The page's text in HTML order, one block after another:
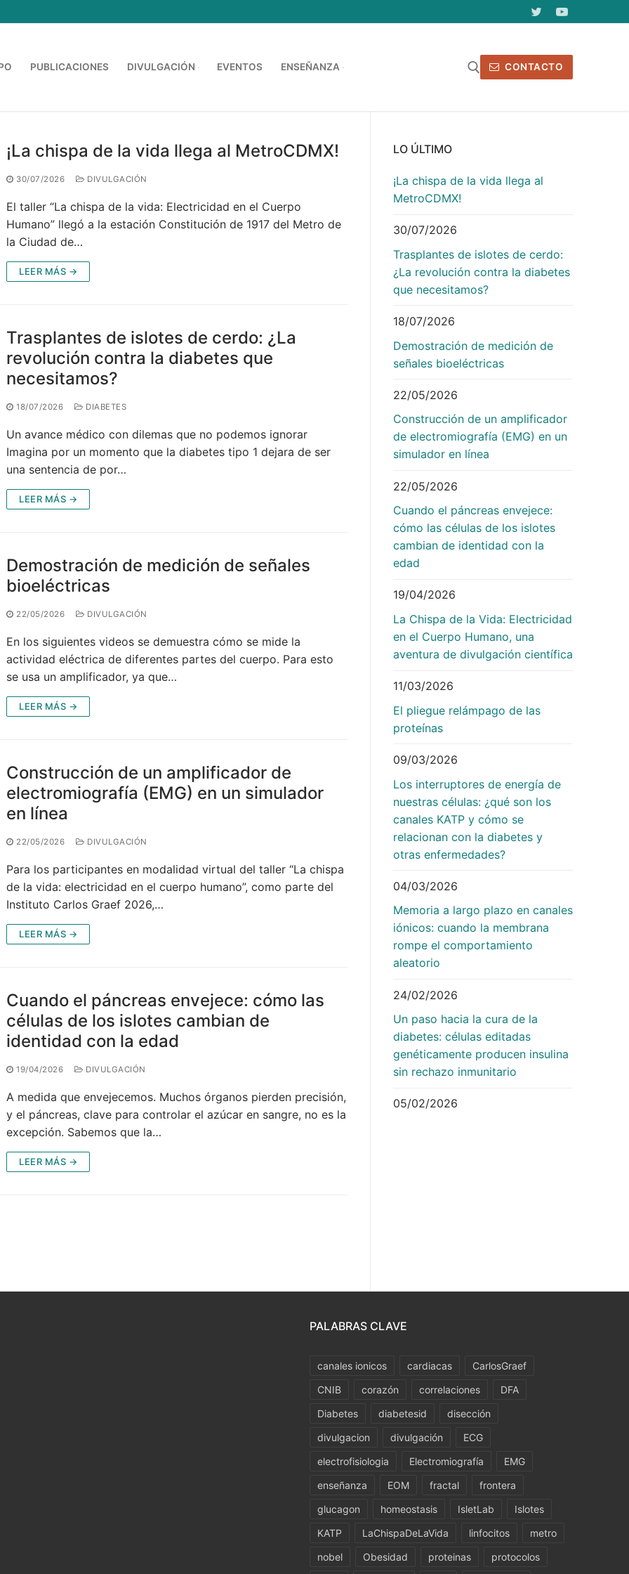
PUBLICACIONES DIVULGACIÓN EVENTOS ENSEÑANZA CONTACTO
¡La chispa de la vida llega al MetroCDMX!
30/07/2026 DIVULGACIÓN
El taller “La chispa de la vida: Electricidad en el Cuerpo
Humano” llegó a la estación Constitución de 1917 del Metro de
la Ciudad de…
LEER MÁS →
Trasplantes de islotes de cerdo: ¿La
revolución contra la diabetes que
necesitamos?
18/07/2026 DIABETES
Un avance médico con dilemas que no podemos ignorar
Imagina por un momento que la diabetes tipo 1 dejara de ser
una sentencia de por…
LEER MÁS →
Demostración de medición de señales
bioeléctricas
22/05/2026 DIVULGACIÓN
En los siguientes videos se demuestra cómo se mide la
actividad eléctrica de diferentes partes del cuerpo. Para esto
se usa un amplificador, ya que…
LEER MÁS →
Construcción de un amplificador de
electromiografía (EMG) en un simulador
en línea
22/05/2026 DIVULGACIÓN
Para los participantes en modalidad virtual del taller “La chispa
de la vida: electricidad en el cuerpo humano”, como parte del
Instituto Carlos Graef 2026,…
LEER MÁS →
Cuando el páncreas envejece: cómo las
células de los islotes cambian de
identidad con la edad
19/04/2026 DIVULGACIÓN
A medida que envejecemos. Muchos órganos pierden precisión,
y el páncreas, clave para controlar el azúcar en sangre, no es la
excepción. Sabemos que la…
LEER MÁS →
LO ÚLTIMO
¡La chispa de la vida llega al
MetroCDMX!
30/07/2026
Trasplantes de islotes de cerdo:
¿La revolución contra la diabetes
que necesitamos?
18/07/2026
Demostración de medición de
señales bioeléctricas
22/05/2026
Construcción de un amplificador
de electromiografía (EMG) en un
simulador en línea
22/05/2026
Cuando el páncreas envejece:
cómo las células de los islotes
cambian de identidad con la
edad
19/04/2026
La Chispa de la Vida: Electricidad
en el Cuerpo Humano, una
aventura de divulgación científica
11/03/2026
El pliegue relámpago de las
proteínas
09/03/2026
Los interruptores de energía de
nuestras células: ¿qué son los
canales KATP y cómo se
relacionan con la diabetes y
otras enfermedades?
04/03/2026
Memoria a largo plazo en canales
iónicos: cuando la membrana
rompe el comportamiento
aleatorio
24/02/2026
Un paso hacia la cura de la
diabetes: células editadas
genéticamente producen insulina
sin rechazo inmunitario
05/02/2026
PALABRAS CLAVE
canales ionicos cardiacas
CarlosGraef
CNIB
corazón correlaciones
DFA
Diabetes
diabetesid
disección
divulgacion
divulgación
ECG
electrofisiologia
Electromiografía
EMG
enseñanza
EOM fractal
frontera
glucagon
homeostasis IsletLab
Islotes
KATP
LaChispaDeLaVida linfocitos
metro
nobel
Obesidad proteinas protocolos